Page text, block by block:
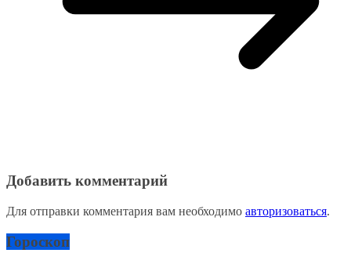
Добавить комментарий
Для отправки комментария вам необходимо авторизоваться.
Гороскоп